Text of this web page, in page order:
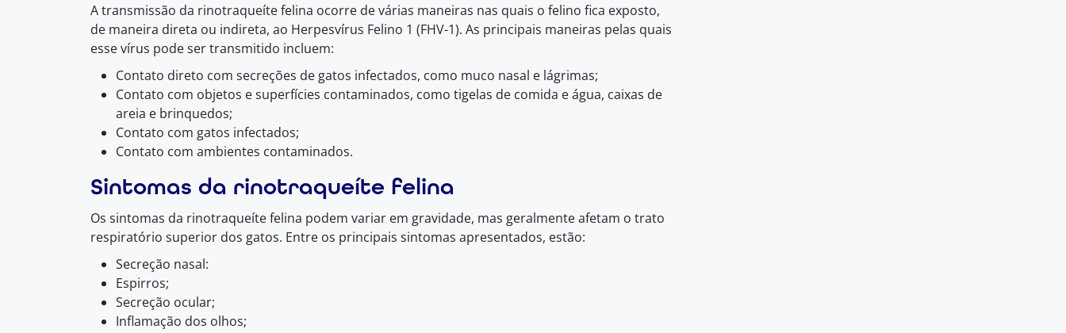
A transmissão da rinotraqueíte felina ocorre de várias maneiras nas quais o felino fica exposto,
de maneira direta ou indireta, ao Herpesvírus Felino 1 (FHV-1). As principais maneiras pelas quais
esse vírus pode ser transmitido incluem:
Contato direto com secreções de gatos infectados, como muco nasal e lágrimas;
Contato com objetos e superfícies contaminados, como tigelas de comida e água, caixas de
areia e brinquedos;
Contato com gatos infectados;
Contato com ambientes contaminados.
Sintomas da rinotraqueíte felina
Os sintomas da rinotraqueíte felina podem variar em gravidade, mas geralmente afetam o trato
respiratório superior dos gatos. Entre os principais sintomas apresentados, estão:
Secreção nasal:
Espirros;
Secreção ocular;
Inflamação dos olhos;